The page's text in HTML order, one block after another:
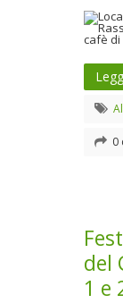
0
del
1 e